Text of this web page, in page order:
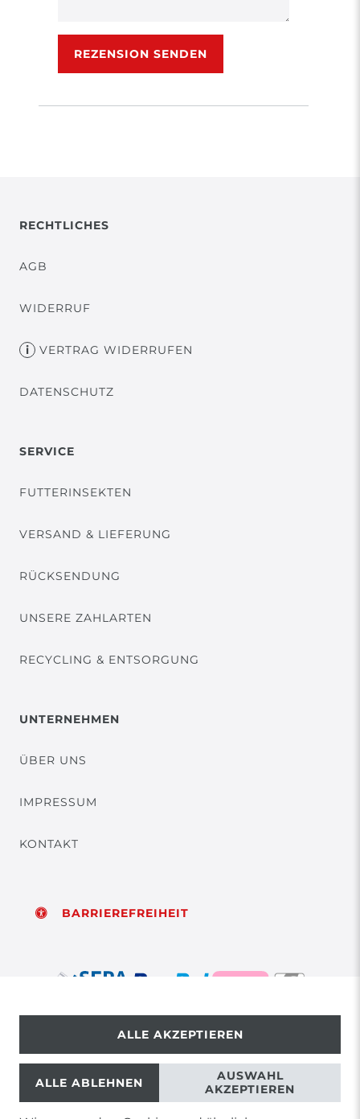
Rezensionstext
REZENSION SENDEN
RECHTLICHES
AGB
WIDERRUF
VERTRAG WIDERRUFEN
DATENSCHUTZ
SERVICE
FUTTERINSEKTEN
VERSAND & LIEFERUNG
RÜCKSENDUNG
UNSERE ZAHLARTEN
RECYCLING & ENTSORGUNG
UNTERNEHMEN
ÜBER UNS
IMPRESSUM
KONTAKT
BARRIEREFREIHEIT
© Copyright 2026 | Alle Rechte vorbehalten.
ALLE AKZEPTIEREN
ALLE ABLEHNEN
AUSWAHL
AKZEPTIEREN